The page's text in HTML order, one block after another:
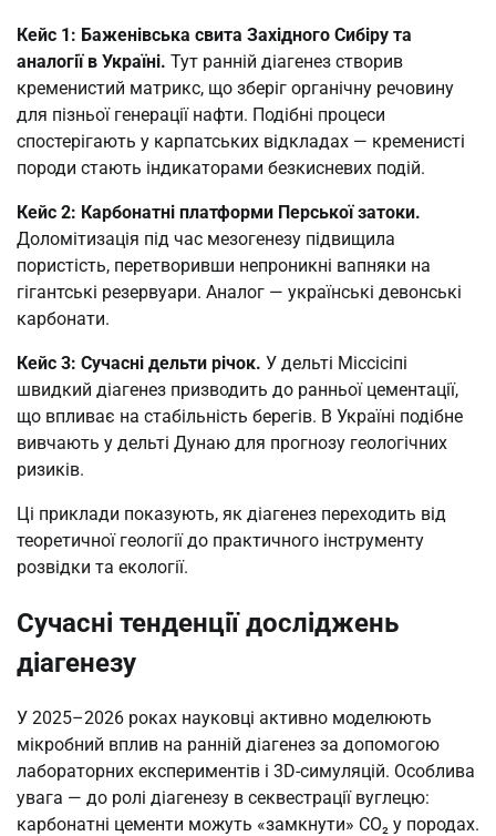
Кейс 1: Баженівська свита Західного Сибіру та
аналогії в Україні. Тут ранній діагенез створив
кременистий матрикс, що зберіг органічну речовину
для пізньої генерації нафти. Подібні процеси
спостерігають у карпатських відкладах — кременисті
породи стають індикаторами безкисневих подій.
Кейс 2: Карбонатні платформи Перської затоки.
Доломітизація під час мезогенезу підвищила
пористість, перетворивши непроникні вапняки на
гігантські резервуари. Аналог — українські девонські
карбонати.
Кейс 3: Сучасні дельти річок. У дельті Міссісіпі
швидкий діагенез призводить до ранньої цементації,
що впливає на стабільність берегів. В Україні подібне
вивчають у дельті Дунаю для прогнозу геологічних
ризиків.
Ці приклади показують, як діагенез переходить від
теоретичної геології до практичного інструменту
розвідки та екології.
Сучасні тенденції досліджень
діагенезу
У 2025–2026 роках науковці активно моделюють
мікробний вплив на ранній діагенез за допомогою
лабораторних експериментів і 3D-симуляцій. Особлива
увага — до ролі діагенезу в секвестрації вуглецю:
карбонатні цементи можуть «замкнути» CO₂ у породах.